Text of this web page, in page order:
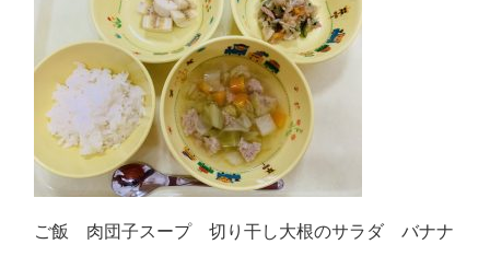
ご飯 肉団子スープ 切り干し大根のサラダ バナナ